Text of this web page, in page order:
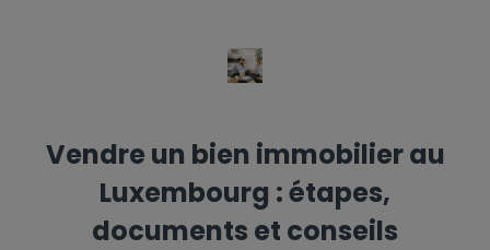
Vendre un bien immobilier au
Luxembourg : étapes,
documents et conseils